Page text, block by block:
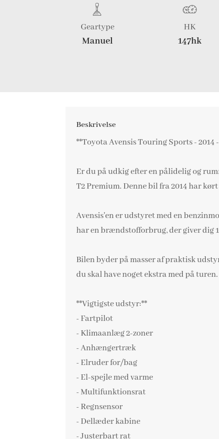
Geartype
Manuel
HK
147hk
Beskrivelse
**Toyota Avensis Touring Sports - 2014
Er du på udkig efter en pålidelig og
T2 Premium. Denne bil fra 2014 har
Avensis'en er udstyret med en
har en brændstofforbrug, der giver dig
Bilen byder på masser af praktisk
du skal have noget ekstra med på
**Vigtigste udstyr:**
- Fartpilot
- Klimaanlæg 2-zoner
- Anhængertræk
- Elruder for/bag
- El-spejle med varme
- Multifunktionsrat
- Regnsensor
- Dellæder kabine
- Justerbart rat